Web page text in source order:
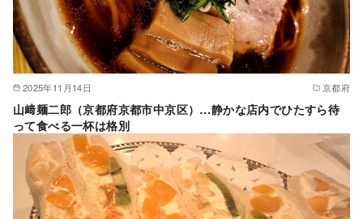
2025年11月14日 京都府
山﨑麺二郎（京都府京都市中京区）…静かな店内でひたすら待
って食べる一杯は格別